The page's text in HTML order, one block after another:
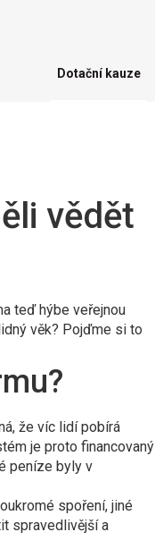
Dotační kauze
vědět
teď hýbe veřejnou
věk? Pojďme si to
že víc lidí pobírá
je proto financovaný
peníze byly v
spoření, jiné
spravedlivější a